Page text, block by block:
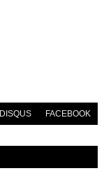
DISQUS FACEBOOK